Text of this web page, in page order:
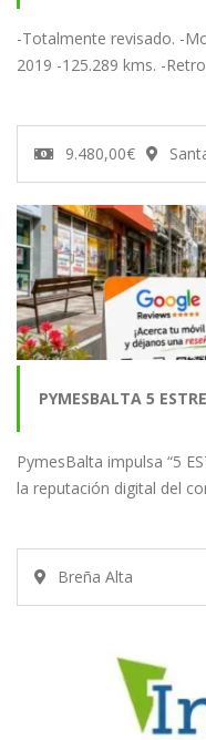
-Totalmente revisado. -
2019 -125.289 kms. -
9.480,00€
PYMESBALTA 5
Instagram
PymesBalta impulsa “5
la reputación digital del
Breña Alta